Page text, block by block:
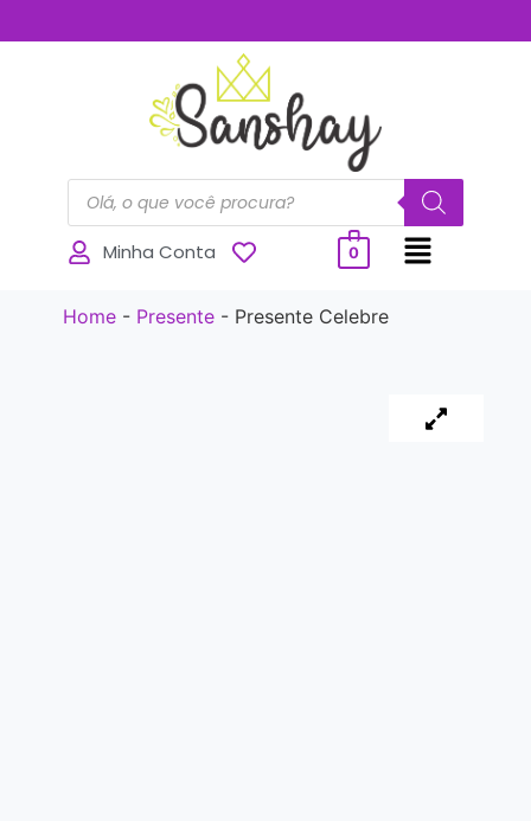
Minha Conta 0
Home- Presente- Presente Celebre